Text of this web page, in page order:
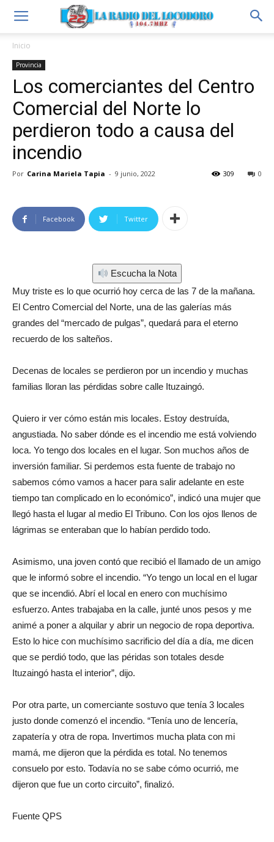
Inicio
Provincia
Los comerciantes del Centro
Comercial del Norte lo
perdieron todo a causa del
incendio
Por Carina Mariela Tapia - 9 junio, 2022 0
309
Facebook Twitter
Escucha la Nota
Muy triste es lo que ocurrió hoy cerca de las 7 de la mañana.
El Centro Comercial del Norte, una de las galerías más
grandes del “mercado de pulgas”, quedará para el eterno
recuerdo de los salteños.
Decenas de locales se perdieron por un incendio y muchas
familias lloran las pérdidas sobre calle Ituzaingó.
Quiero ir ver cómo están mis locales. Estoy destruída,
angustiada. No saber dónde es el incendio me está volviendo
loca. Yo tengo dos locales en el lugar. Son muchos años de
inversión familiar. Si perdemos esta fuente de trabajo no
sabemos cómo vamos a hacer para salir adelante en este
tiempo tan complicado en lo económico”, indicó una mujer que
llegó hasta el lugar al medio El Tribuno. Con los ojos llenos de
lágrimas se enteraban que lo habían perdido todo.
Asimismo, una joven contó que recibió el llamado de un amigo
que le informó sobre el incendio. “Yo tengo un local en el lugar
que se incendió. Abrí el local en enero con muchísimo
esfuerzo. Antes trabajaba en la calle, junté unos pesos y me
animé a poner a alquilar y abrir un negocio de ropa deportiva.
Esto lo hice con muchísimo sacrificio del día a día, me dicen
que se perdió todo, que las péridas son totales desde
Ituzaingó hasta el interior”, dijo.
Por otra parte, un comerciante sostuvo que tenía 3 locales
justo donde comenzó el incendio. “Tenía uno de lencería,
zapatería y otra de ropa. Invertimos mucha plata con mi
mamá, me dijeron que la pérdida es total. No tenemos
consuelo por esto. Todavía no se sabe cómo ocurrió, me
dijeron que fue un corto circuito”, finalizó.
Fuente QPS